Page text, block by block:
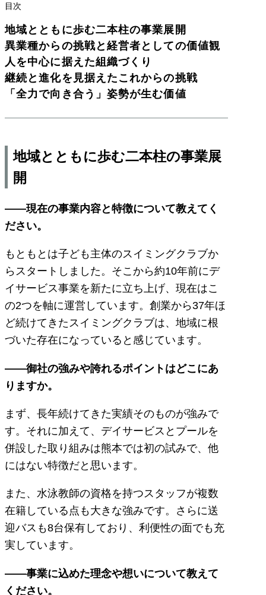
目次
地域とともに歩む二本柱の事業展開
異業種からの挑戦と経営者としての価値観
人を中心に据えた組織づくり
継続と進化を見据えたこれからの挑戦
「全力で向き合う」姿勢が生む価値
地域とともに歩む二本柱の事業展
開
――現在の事業内容と特徴について教えてく
ださい。
もともとは子ども主体のスイミングクラブか
らスタートしました。そこから約10年前にデ
イサービス事業を新たに立ち上げ、現在はこ
の2つを軸に運営しています。創業から37年ほ
ど続けてきたスイミングクラブは、地域に根
づいた存在になっていると感じています。
――御社の強みや誇れるポイントはどこにあ
りますか。
まず、長年続けてきた実績そのものが強みで
す。それに加えて、デイサービスとプールを
併設した取り組みは熊本では初の試みで、他
にはない特徴だと思います。
また、水泳教師の資格を持つスタッフが複数
在籍している点も大きな強みです。さらに送
迎バスも8台保有しており、利便性の面でも充
実しています。
――事業に込めた理念や想いについて教えて
ください。